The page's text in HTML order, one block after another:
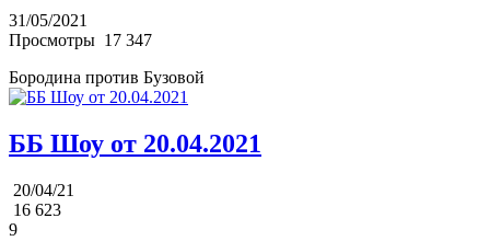
31/05/2021
Просмотры 17 347
Бородина против Бузовой
ББ Шоу от 20.04.2021
20/04/21
16 623
9